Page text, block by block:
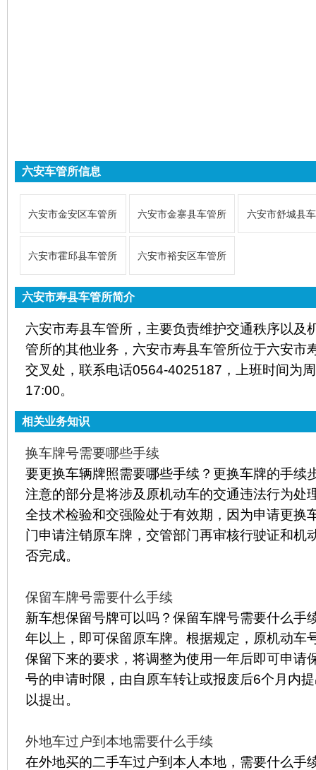
六安车管所信息
六安市金安区车管所 六安市金寨县车管所 六安市舒城县
六安市霍邱县车管所 六安市裕安区车管所
六安市寿县车管所简介
六安市寿县车管所，主要负责维护交通秩序以及
管所的其他业务，六安市寿县车管所位于六安市
交叉处，联系电话0564-4025187，上班时间为
17:00。
相关业务知识
换车牌号需要哪些手续
要更换车辆牌照需要哪些手续？更换车牌的手续
注意的部分是将涉及原机动车的交通违法行为处
全技术检验和交强险处于有效期，因为申请更换
门申请注销原车牌，交管部门再审核行驶证和机
否完成。
保留车牌号需要什么手续
新车想保留号牌可以吗？保留车牌号需要什么手
年以上，即可保留原车牌。根据规定，原机动车
保留下来的要求，将调整为使用一年后即可申请
号的申请时限，由自原车转让或报废后6个月内
以提出。
外地车过户到本地需要什么手续
在外地买的二手车过户到本人本地，需要什么手